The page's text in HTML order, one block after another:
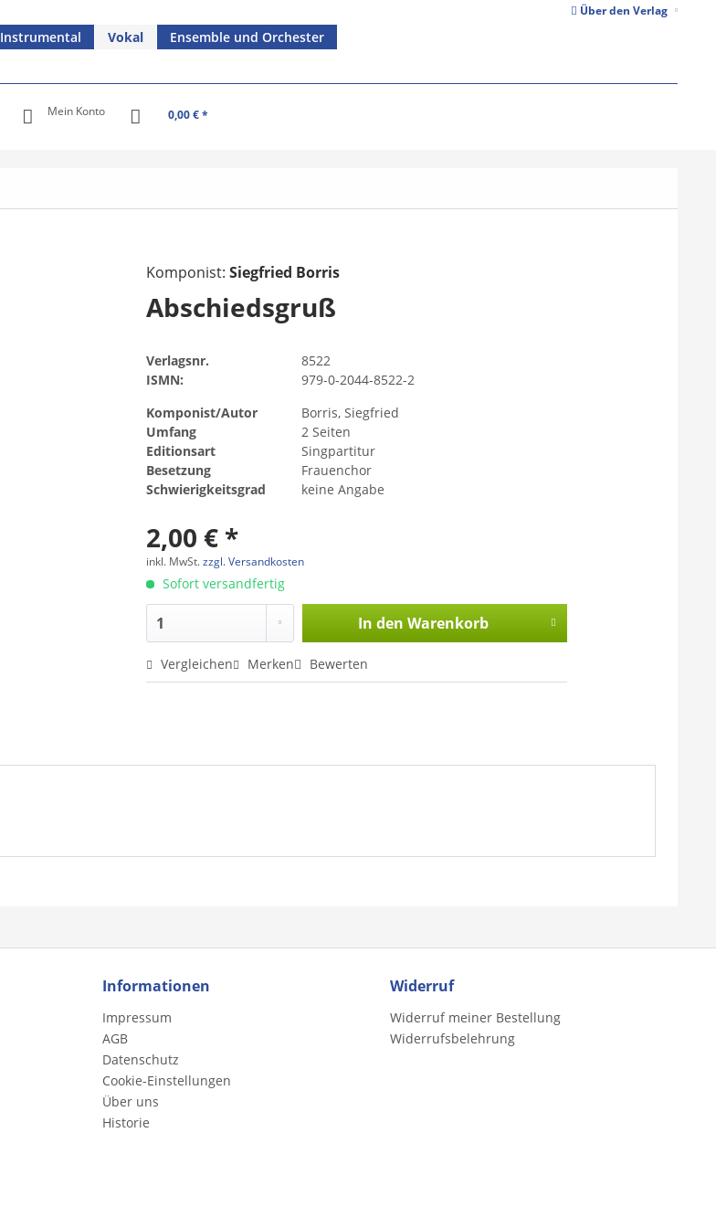
Über den Verlag
Instrumental Vokal Ensemble und Orchester
Mein Konto 0,00 € *
Komponist:Siegfried Borris
Abschiedsgruß
Verlagsnr.
8522
ISMN:
979-0-2044-8522-2
Komponist/Autor
Borris, Siegfried
Umfang
2 Seiten
Editionsart
Singpartitur
Besetzung
Frauenchor
Schwierigkeitsgrad
keine Angabe
2,00 € *
inkl. MwSt.zzgl. Versandkosten
Sofort versandfertig
In den Warenkorb
Vergleichen Merken Bewerten
Informationen
Impressum
AGB
Datenschutz
Cookie-Einstellungen
Über uns
Historie
Widerruf
Widerruf meiner Bestellung
Widerrufsbelehrung